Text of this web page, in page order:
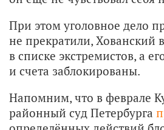
При этом уголовное дело
не прекратили, Хованский
в списке экстремистов, а
и счета заблокированы.
Напомним, что в феврале
районный суд Петербурга